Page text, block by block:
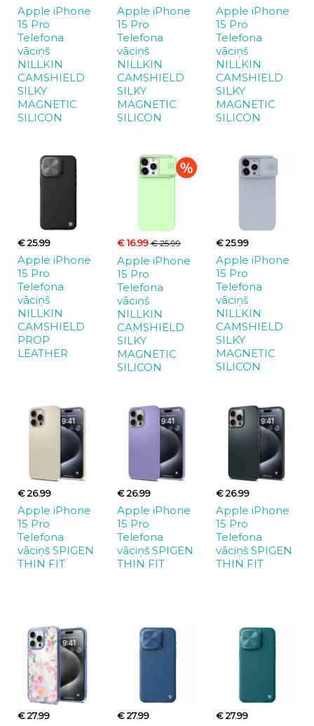
Apple iPhone
15 Pro
Telefona
vāciņš
NILLKIN
CAMSHIELD
SILKY
MAGNETIC
SILICON
Apple iPhone
15 Pro
Telefona
vāciņš
NILLKIN
CAMSHIELD
SILKY
MAGNETIC
SILICON
Apple iPhone
15 Pro
Telefona
vāciņš
NILLKIN
CAMSHIELD
SILKY
MAGNETIC
SILICON
€ 25.99
Apple iPhone
15 Pro
Telefona
vāciņš
NILLKIN
CAMSHIELD
PROP
LEATHER
€ 16.99€ 25.99
Apple iPhone
15 Pro
Telefona
vāciņš
NILLKIN
CAMSHIELD
SILKY
MAGNETIC
SILICON
€ 25.99
Apple iPhone
15 Pro
Telefona
vāciņš
NILLKIN
CAMSHIELD
SILKY
MAGNETIC
SILICON
€ 26.99
Apple iPhone
15 Pro
Telefona
vāciņš SPIGEN
THIN FIT
€ 26.99
Apple iPhone
15 Pro
Telefona
vāciņš SPIGEN
THIN FIT
€ 26.99
Apple iPhone
15 Pro
Telefona
vāciņš SPIGEN
THIN FIT
€ 27.99 € 27.99 € 27.99